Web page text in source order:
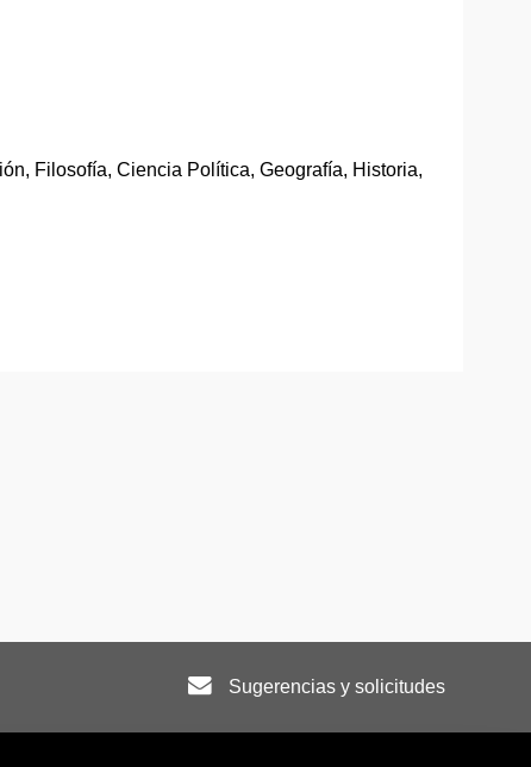
Filosofía, Ciencia Política, Geografía, Historia,
Sugerencias y solicitudes